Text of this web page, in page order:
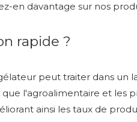
en davantage sur nos
rapide ?
peut traiter dans un
l'agroalimentaire et les
ainsi les taux de